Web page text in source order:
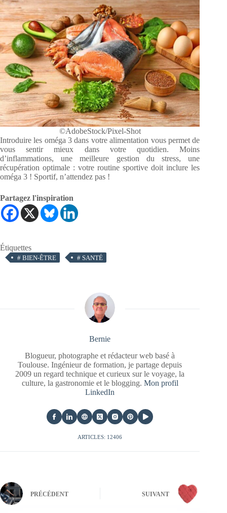
©AdobeStock/Pixel-Shot
Introduire les oméga 3 dans votre alimentation vous permet de
vous sentir mieux dans votre quotidien. Moins
d’inflammations, une meilleure gestion du stress, une
récupération optimale : votre routine sportive doit inclure les
oméga 3 ! Sportif, n’attendez pas !
Partagez l'inspiration
Étiquettes
# BIEN-ÊTRE # SANTÉ
Bernie
Blogueur, photographe et rédacteur web basé à
Toulouse. Ingénieur de formation, je partage depuis
2009 un regard technique et curieux sur le voyage, la
culture, la gastronomie et le blogging. Mon profil
LinkedIn
ARTICLES: 12406
PRÉCÉDENT SUIVANT